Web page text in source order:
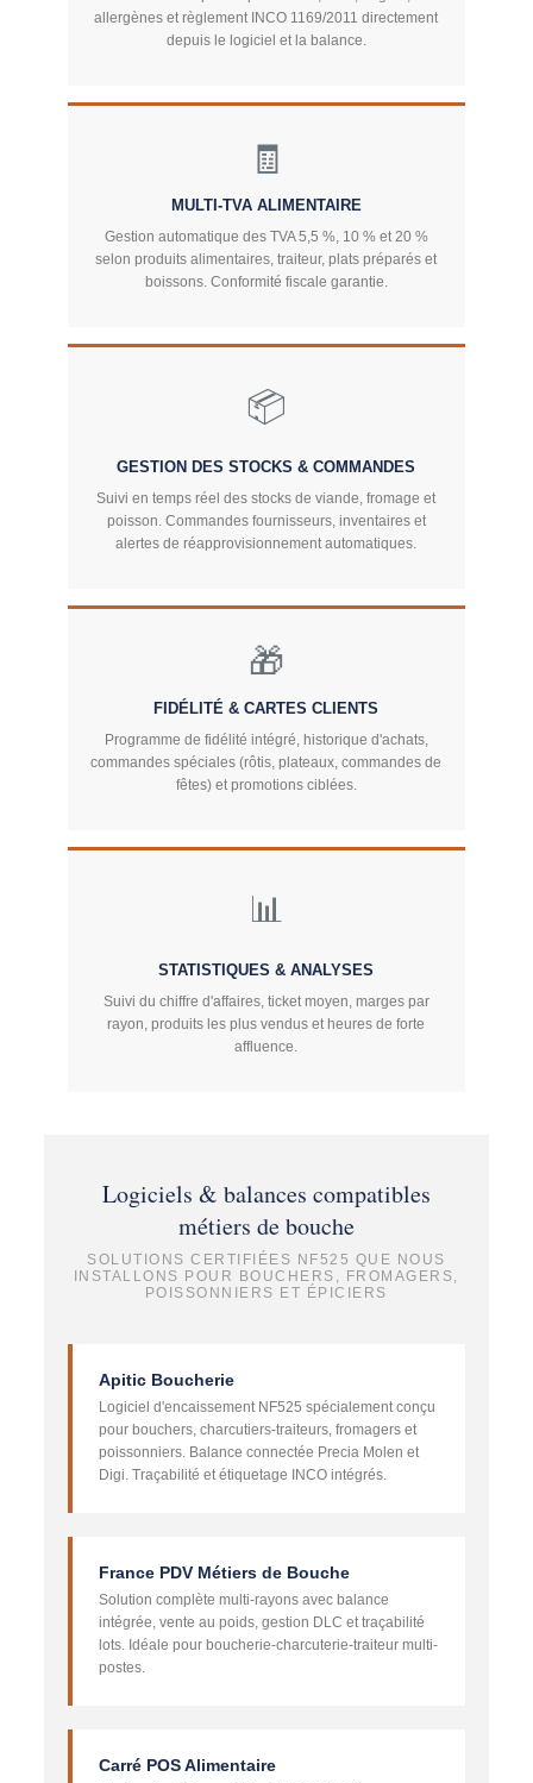
allergènes et règlement INCO 1169/2011 directement
depuis le logiciel et la balance.
🧾
MULTI-TVA ALIMENTAIRE
Gestion automatique des TVA 5,5 %, 10 % et 20 %
selon produits alimentaires, traiteur, plats préparés et
boissons. Conformité fiscale garantie.
📦
GESTION DES STOCKS & COMMANDES
Suivi en temps réel des stocks de viande, fromage et
poisson. Commandes fournisseurs, inventaires et
alertes de réapprovisionnement automatiques.
🎁
FIDÉLITÉ & CARTES CLIENTS
Programme de fidélité intégré, historique d'achats,
commandes spéciales (rôtis, plateaux, commandes de
fêtes) et promotions ciblées.
📊
STATISTIQUES & ANALYSES
Suivi du chiffre d'affaires, ticket moyen, marges par
rayon, produits les plus vendus et heures de forte
affluence.
Logiciels & balances compatibles
métiers de bouche
SOLUTIONS CERTIFIÉES NF525 QUE NOUS
INSTALLONS POUR BOUCHERS, FROMAGERS,
POISSONNIERS ET ÉPICIERS
Apitic Boucherie
Logiciel d'encaissement NF525 spécialement conçu
pour bouchers, charcutiers-traiteurs, fromagers et
poissonniers. Balance connectée Precia Molen et
Digi. Traçabilité et étiquetage INCO intégrés.
France PDV Métiers de Bouche
Solution complète multi-rayons avec balance
intégrée, vente au poids, gestion DLC et traçabilité
lots. Idéale pour boucherie-charcuterie-traiteur multi-
postes.
Carré POS Alimentaire